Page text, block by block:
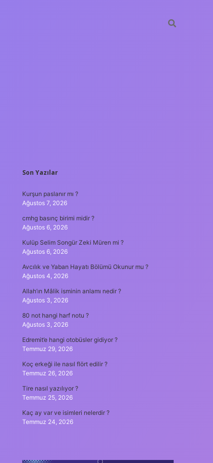
SIDEBAR
Son Yazılar
Kurşun paslanır mı ?
Ağustos 7, 2026
cmhg basınç birimi midir ?
Ağustos 6, 2026
Kulüp Selim Songür Zeki Müren mi ?
Ağustos 6, 2026
Avcılık ve Yaban Hayatı Bölümü Okunur mu ?
Ağustos 4, 2026
Allah’ın Mâlik isminin anlamı nedir ?
Ağustos 3, 2026
80 not hangi harf notu ?
Ağustos 3, 2026
Edremit’e hangi otobüsler gidiyor ?
Temmuz 29, 2026
Koç erkeği ile nasıl flört edilir ?
Temmuz 26, 2026
Tire nasıl yazılıyor ?
Temmuz 25, 2026
Kaç ay var ve isimleri nelerdir ?
Temmuz 24, 2026